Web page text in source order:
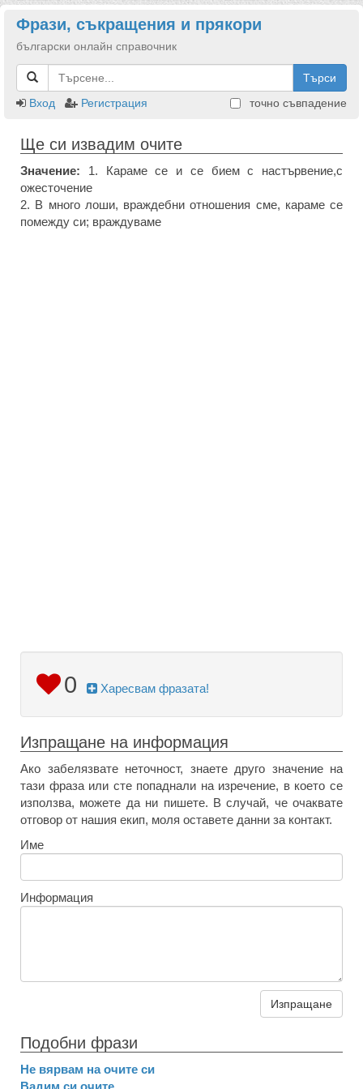
Фрази, съкращения и прякори
български онлайн справочник
Търси
Вход
Регистрация точно съвпадение
Ще си извадим очите
Значение: 1. Караме се и се бием с настървение,с
ожесточение
2. В много лоши, враждебни отношения сме, караме се
помежду си; враждуваме
0 Харесвам фразата!
Изпращане на информация
Ако забелязвате неточност, знаете друго значение на
тази фраза или сте попаднали на изречение, в което се
използва, можете да ни пишете. В случай, че очаквате
отговор от нашия екип, моля оставете данни за контакт.
Име
Информация
Изпращане
Подобни фрази
Не вярвам на очите си
Вадим си очите